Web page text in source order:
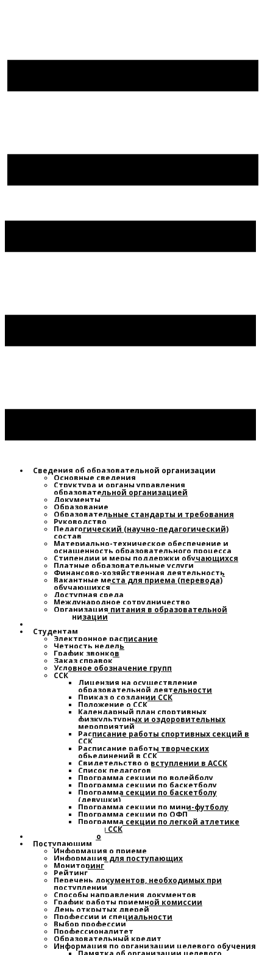
Сведения об образовательной организации
Основные сведения
Структура и органы управления
образовательной организацией
Документы
Образование
Образовательные стандарты и требования
Руководство
Педагогический (научно-педагогический)
состав
Материально-техническое обеспечение и
оснащенность образовательного процесса
Стипендии и меры поддержки обучающихся
Платные образовательные услуги
Финансово-хозяйственная деятельность
Вакантные места для приема (перевода)
обучающихся
Доступная среда
Международное сотрудничество
Организация питания в образовательной
организации
Студентам
Электронное расписание
Четность недель
График звонков
Заказ справок
Условное обозначение групп
ССК
Лицензия на осуществление
образовательной деятельности
Приказ о создании ССК
Положение о ССК
Календарный план спортивных,
физкультурных и оздоровительных
мероприятий
Расписание работы спортивных секций в
ССК
Расписание работы творческих
обьединений в ССК
Свидетельство о вступлении в АССК
Список педагогов
Программа секции по волейболу
Программа секции по баскетболу
Программа секции по баскетболу
(девушки)
Программа секции по мини-футболу
Программа секции по ОФП
Программа секции по легкой атлетике
План работы ССК
Наставничество
Поступающим
Информация о приеме
Информация для поступающих
Мониторинг
Рейтинг
Перечень документов, необходимых при
поступлении
Способы направления документов
График работы приемной комиссии
День открытых дверей
Профессии и специальности
Выбор профессии
Профессионалитет
Образовательный кредит
Информация по организации целевого обучения